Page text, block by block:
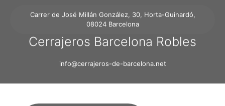
Carrer de José Millán González, 30, Horta-Guinardó,
08024 Barcelona
Cerrajeros Barcelona Robles
info@cerrajeros-de-barcelona.net